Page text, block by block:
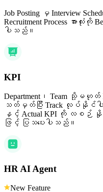
Job Posting မှ Interview
Recruitment Process အားလုံ
ပါသည်။
KPI
Department၊ Team သို့မဟုတ်
သတ်မှတ်ပြီး Track လုပ်နိုင်ပ
နှင့် Actual KPI ကို လစ
ဖြင့် ပြသပေးပါသည်။
HR AI Agent
New Feature